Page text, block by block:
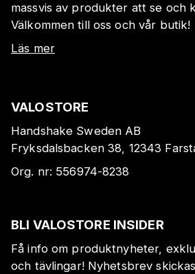
massvis av produkter att se och
Välkommen till oss och vår butik!
Läs mer
VALOSTORE
Handshake Sweden AB
Fryksdalsbacken 38, 12343
Org. nr: 556974-8238
BLI VALOSTORE INSIDER
Få info om produktnyheter,
och tävlingar! Nyhetsbrev